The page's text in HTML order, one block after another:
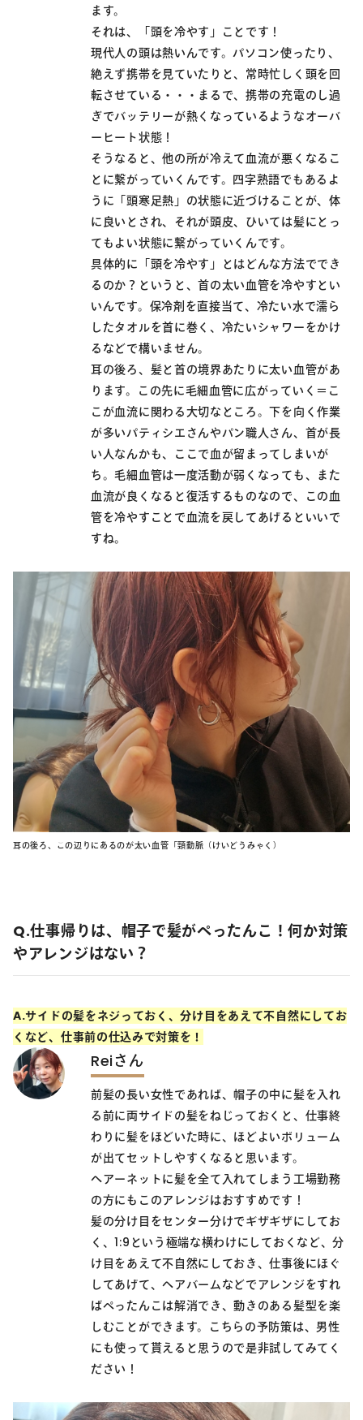
ます。
それは、「頭を冷やす」ことです！
現代人の頭は熱いんです。パソコン使ったり、
絶えず携帯を見ていたりと、常時忙しく頭を回
転させている・・・まるで、携帯の充電のし過
ぎでバッテリーが熱くなっているようなオーバ
ーヒート状態！
そうなると、他の所が冷えて血流が悪くなるこ
とに繋がっていくんです。四字熟語でもあるよ
うに「頭寒足熱」の状態に近づけることが、体
に良いとされ、それが頭皮、ひいては髪にとっ
てもよい状態に繋がっていくんです。
具体的に「頭を冷やす」とはどんな方法ででき
るのか？というと、首の太い血管を冷やすとい
いんです。保冷剤を直接当て、冷たい水で濡ら
したタオルを首に巻く、冷たいシャワーをかけ
るなどで構いません。
耳の後ろ、髪と首の境界あたりに太い血管があ
ります。この先に毛細血管に広がっていく＝こ
こが血流に関わる大切なところ。下を向く作業
が多いパティシエさんやパン職人さん、首が長
い人なんかも、ここで血が留まってしまいが
ち。毛細血管は一度活動が弱くなっても、また
血流が良くなると復活するものなので、この血
管を冷やすことで血流を戻してあげるといいで
すね。
耳の後ろ、この辺りにあるのが太い血管「頸動脈（けいどうみゃく）
Q.仕事帰りは、帽子で髪がぺったんこ！何か対策
やアレンジはない？
A.サイドの髪をネジっておく、分け目をあえて不自然にしてお
くなど、仕事前の仕込みで対策を！
Reiさん
前髪の長い女性であれば、帽子の中に髪を入れ
る前に両サイドの髪をねじっておくと、仕事終
わりに髪をほどいた時に、ほどよいボリューム
が出てセットしやすくなると思います。
ヘアーネットに髪を全て入れてしまう工場勤務
の方にもこのアレンジはおすすめです！
髪の分け目をセンター分けでギザギザにしてお
く、1:9という極端な横わけにしておくなど、分
け目をあえて不自然にしておき、仕事後にほぐ
してあげて、ヘアバームなどでアレンジをすれ
ばぺったんこは解消でき、動きのある髪型を楽
しむことができます。こちらの予防策は、男性
にも使って貰えると思うので是非試してみてく
ださい！